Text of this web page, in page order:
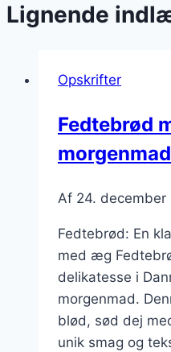
Lignende
Opskrifter
Fedtebrød
morgenmad
Af 24. december
Fedtebrød: En
med æg
delikatesse i
morgenmad.
blød, sød dej
unik smag og